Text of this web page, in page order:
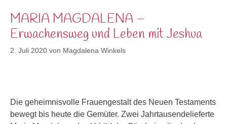
MARIA MAGDALENA –
Erwachensweg und Leben mit Jeshua
2. Juli 2020 von Magdalena Winkels
Die geheimnisvolle Frauengestalt des Neuen Testaments
bewegt bis heute die Gemüter. Zwei Jahrtausendelieferte